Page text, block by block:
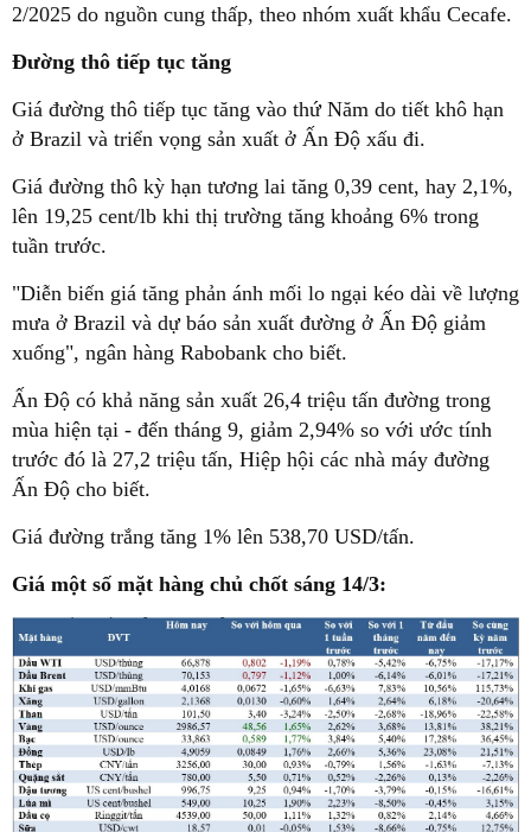
2/2025 do nguồn cung thấp, theo nhóm xuất khẩu Cecafe.
Đường thô tiếp tục tăng
Giá đường thô tiếp tục tăng vào thứ Năm do tiết khô hạn
ở Brazil và triển vọng sản xuất ở Ấn Độ xấu đi.
Giá đường thô kỳ hạn tương lai tăng 0,39 cent, hay 2,1%,
lên 19,25 cent/lb khi thị trường tăng khoảng 6% trong
tuần trước.
"Diễn biến giá tăng phản ánh mối lo ngại kéo dài về lượng
mưa ở Brazil và dự báo sản xuất đường ở Ấn Độ giảm
xuống", ngân hàng Rabobank cho biết.
Ấn Độ có khả năng sản xuất 26,4 triệu tấn đường trong
mùa hiện tại - đến tháng 9, giảm 2,94% so với ước tính
trước đó là 27,2 triệu tấn, Hiệp hội các nhà máy đường
Ấn Độ cho biết.
Giá đường trắng tăng 1% lên 538,70 USD/tấn.
Giá một số mặt hàng chủ chốt sáng 14/3: